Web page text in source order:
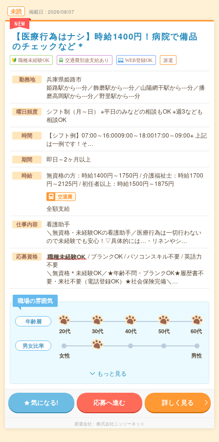
未読
NEW
掲載日 2026/08/07
【医療行為はナシ】時給1400円！病院で備品
のチェックなど＊
職種未経験OK 交通費別途支給あり WEB登録OK 派遣
勤務地
兵庫県姫路市
姫路駅から---分／飾磨駅から---分／山陽網干駅から---分／播
磨高岡駅から---分／野里駅から---分
曜日頻度
シフト制（月～日） ※平日のみなどの相談もOK ※週3なども
相談OK
時間
【シフト例】07:00～16:0009:00～18:0017:00～09:00※ 上記
は一例です！そ…
期間 即日～2ヶ月以上
時給
無資格の方：時給1400円～1750円 / 介護福祉士：時給1700
円～2125円 / 初任者以上：時給1500円～1875円
交通費
全額支給
仕事内容
看護助手
＼無資格・未経験OKの看護助手／医療行為は一切行わない
ので未経験でも安心！▽具体的には…・リネンやシ…
応募資格 職種未経験OK / ブランクOK / パソコンスキル不要 / 英語力
不要
＼無資格＊未経験OK／★年齢不問・ブランクOK★履歴書不
要・来社不要（電話登録OK）★社会保険完備＼…
職場の雰囲気
年齢層
20代
30代 40代 50代
60代
男女比率
女性
男性
もっと見る
気になる! 応募へ進む 詳しく見る
派遣会社 株式会社ニッソーネット